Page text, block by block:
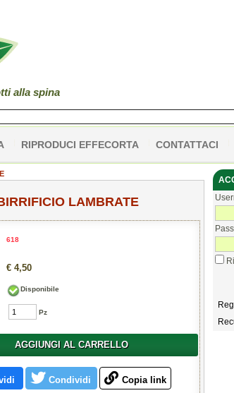
alla spina
RIPRODUCI EFFECORTA CONTATTACI
LAMBRATE
618
€ 4,50
Disponibile
Pz
AGGIUNGI AL CARRELLO
Condividi Copia link